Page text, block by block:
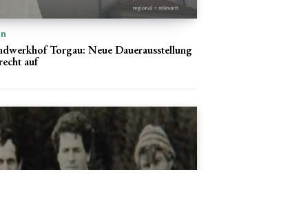
Torgau: Neue Dauerausstellung
auf